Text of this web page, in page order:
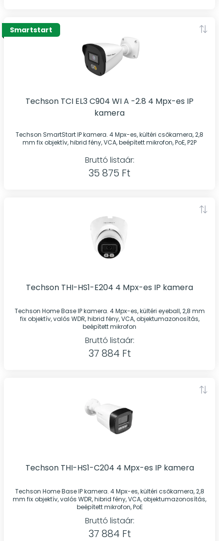
Smartstart
Techson TCI EL3 C904 WI A -2.8 4 Mpx-es IP
kamera
Techson SmartStart IP kamera. 4 Mpx-es, kültéri csőkamera, 2,8
mm fix objektív, hibrid fény, VCA, beépített mikrofon, PoE, P2P
Bruttó listaár:
35 875 Ft
Techson THI-HS1-E204 4 Mpx-es IP kamera
Techson Home Base IP kamera. 4 Mpx-es, kültéri eyeball, 2,8 mm
fix objektív, valós WDR, hibrid fény, VCA, objektumazonosítás,
beépített mikrofon
Bruttó listaár:
37 884 Ft
Techson THI-HS1-C204 4 Mpx-es IP kamera
Techson Home Base IP kamera. 4 Mpx-es, kültéri csőkamera, 2,8
mm fix objektív, valós WDR, hibrid fény, VCA, objektumazonosítás,
beépített mikrofon, PoE
Bruttó listaár:
37 884 Ft